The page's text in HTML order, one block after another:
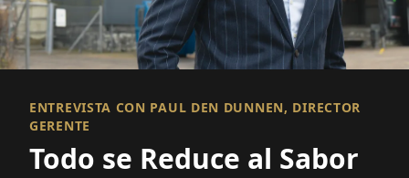
ENTREVISTA CON PAUL DEN DUNNEN, DIRECTOR
GERENTE
Todo se Reduce al Sabor